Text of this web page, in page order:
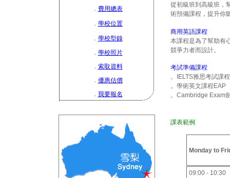
． 費用總表
． 學校位置
． 學校型錄
． 學校照片
． 索取資料
． 優惠估價
． 我要報名
從初級班到高級班，
術預備課程，提升你
商用英語課程
本課程是為了幫助有
競爭力者而設計。
考試準備課程
。IELTS雅思考試課程
。學術英文課程EAP
。Cambridge Exam
課表範例
Monday to
09:00 - 10:30